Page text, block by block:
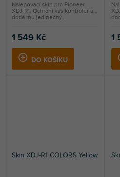
1 549 Kč
DO KOŠÍKU
Nalepovací skin pro Pioneer
XDJ-R1. Ochrání váš kontroler a
dodá mu jedinečný...
1
Skin XDJ-R1 COLORS Yellow